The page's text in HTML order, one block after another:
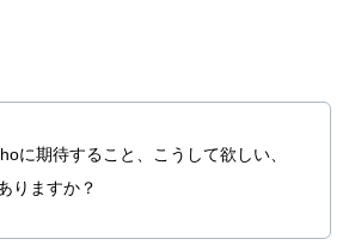
に期待すること、こうして欲しい、
りますか？